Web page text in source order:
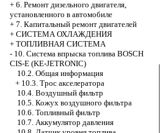
+ 6. Ремонт дизельного двигателя,
установленного в автомобиле
+ 7. Капитальный ремонт двигателей
+ СИСТЕМА ОХЛАЖДЕНИЯ
+ ТОПЛИВНАЯ СИСТЕМА
- 10. Система впрыска топлива BOSCH
CIS-E (KE-JETRONIC)
10.2. Общая информация
+ 10.3. Трос акселератора
10.4. Воздушный фильтр
10.5. Кожух воздушного фильтра
10.6. Топливный фильтр
10.7. Аккумулятор давления